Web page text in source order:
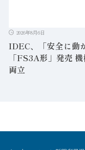
2026年8月6日
IDEC、「安全に動
「FS3A形」発売
両立